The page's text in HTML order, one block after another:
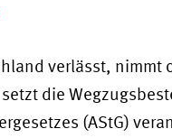
verlässt, nimmt
die
(AStG)